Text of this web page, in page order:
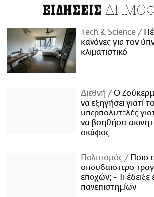
ΕΙΔΗΣΕΙΣ
Τech & Science
κανόνες για τον
κλιματιστικό
Διεθνή
Ο
να εξηγήσει γιατί το
υπερπολυτελές
να βοηθήσει
σκάφος
Πολιτισμός
Ποιο
σπουδαιότερο
εποχών; - Τι έδειξε
πανεπιστημίων